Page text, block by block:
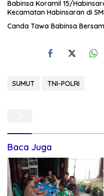
Babinsa Koramil 15/
Kecamatan Habinsaran di
Canda Tawa Babinsa
SUMUT TNI-POLRI
Baca Juga